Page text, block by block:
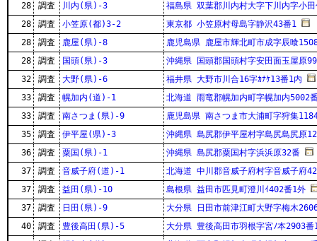
28
調査 川内(県)-3
福島県 双葉郡川内村大字下川内字小
28
調査 小笠原(都)3-2
東京都 小笠原村母島字静沢43番1
28
調査 鹿屋(県)-8
鹿児島県 鹿屋市輝北町市成字辰喰
28
調査 国頭(県)-3
沖縄県 国頭郡国頭村字安田面玉屋原
32
調査 大野(県)-6
福井県 大野市川合16字ｶﾅｹ13番1内
33
調査 幌加内(道)-1
北海道 雨竜郡幌加内町字幌加内5002
33
調査 南さつま(県)-9
鹿児島県 南さつま市大浦町字狩集
35
調査 伊平屋(県)-3
沖縄県 島尻郡伊平屋村字島尻島尻原
36
調査 粟国(県)-1
沖縄県 島尻郡粟国村字浜浜原32番
37
調査 音威子府(道)-1
北海道 中川郡音威子府村字音威子府
37
調査 益田(県)-10
島根県 益田市匹見町澄川ｲ402番1外
37
調査 日田(県)-9
大分県 日田市前津江町大野字梅木
40
調査 豊後高田(県)-5
大分県 豊後高田市羽根字宮ﾉ本2903番